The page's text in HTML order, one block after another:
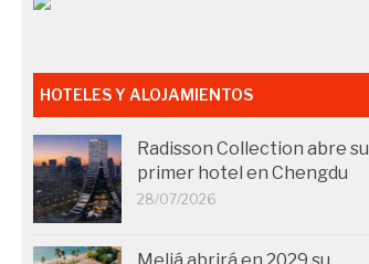
HOTELES Y ALOJAMIENTOS
Radisson Collection abre su
primer hotel en Chengdu
28/07/2026